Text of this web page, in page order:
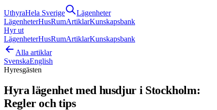
UthyraHela Sverige
Lägenheter
LägenheterHusRumArtiklarKunskapsbank
Hyr ut
LägenheterHusRumArtiklarKunskapsbank
Alla artiklar
SvenskaEnglish
Hyresgästen
Hyra lägenhet med husdjur i Stockholm:
Regler och tips